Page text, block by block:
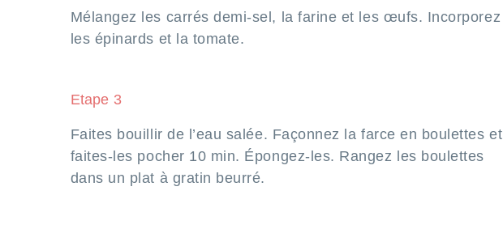
Mélangez les carrés demi-sel, la farine et les œufs. Incorporez
les épinards et la tomate.
Etape 3
Faites bouillir de l’eau salée. Façonnez la farce en boulettes et
faites-les pocher 10 min. Épongez-les. Rangez les boulettes
dans un plat à gratin beurré.